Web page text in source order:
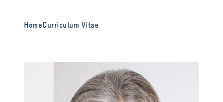
HomeCurriculum Vitae